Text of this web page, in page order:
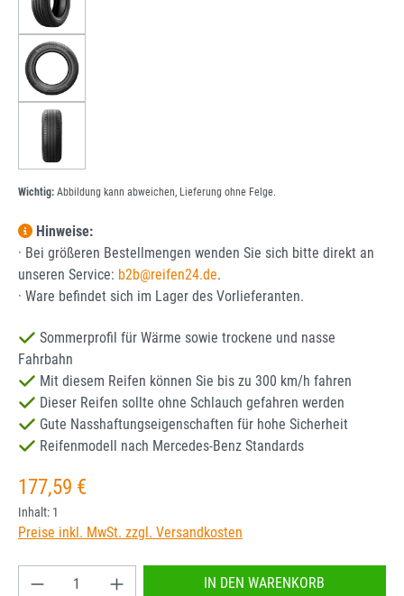
Wichtig: Abbildung kann abweichen, Lieferung ohne Felge.
Hinweise:
· Bei größeren Bestellmengen wenden Sie sich bitte direkt an
unseren Service: b2b@reifen24.de.
· Ware befindet sich im Lager des Vorlieferanten.
Sommerprofil für Wärme sowie trockene und nasse
Fahrbahn
Mit diesem Reifen können Sie bis zu 300 km/h fahren
Dieser Reifen sollte ohne Schlauch gefahren werden
Gute Nasshaftungseigenschaften für hohe Sicherheit
Reifenmodell nach Mercedes-Benz Standards
Regulärer Preis:
177,59 €
Inhalt: 1
Preise inkl. MwSt. zzgl. Versandkosten
Produkt Anzahl: Gib den gewünschten Wert
IN DEN WARENKORB